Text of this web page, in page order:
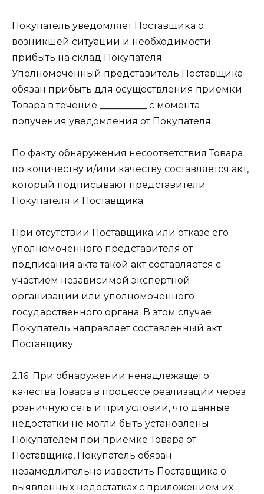
Покупатель уведомляет Поставщика о
возникшей ситуации и необходимости
прибыть на склад Покупателя.
Уполномоченный представитель Поставщика
обязан прибыть для осуществления приемки
Товара в течение __________ с момента
получения уведомления от Покупателя.
По факту обнаружения несоответствия Товара
по количеству и/или качеству составляется акт,
который подписывают представители
Покупателя и Поставщика.
При отсутствии Поставщика или отказе его
уполномоченного представителя от
подписания акта такой акт составляется с
участием независимой экспертной
организации или уполномоченного
государственного органа. В этом случае
Покупатель направляет составленный акт
Поставщику.
2.16. При обнаружении ненадлежащего
качества Товара в процессе реализации через
розничную сеть и при условии, что данные
недостатки не могли быть установлены
Покупателем при приемке Товара от
Поставщика, Покупатель обязан
незамедлительно известить Поставщика о
выявленных недостатках с приложением их